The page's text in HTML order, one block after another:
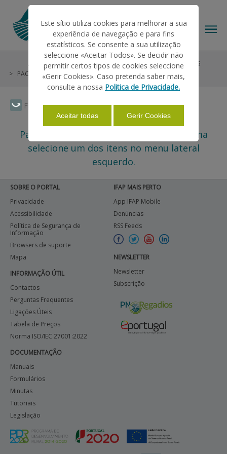
Faça Swipe para ver o menu
O IFAP
AJUDAS/APOIOS
INFORMAÇÕES
ESTATÍSTICAS
PAGAMENTOS
APOIO AO BENEFICIÁRIO
Entrar / Registar
Ajudas/Apoios Ajudas no Pedido Único
Pré-PU 2025
PAC 2014-2022
Medidas Agro e Silvo Ambientais
Para assuntos relacionados com este tema
selecione um dos itens no menu lateral
esquerdo.
SOBRE O PORTAL
Privacidade
Acessibilidade
Política de Segurança de
Informação
Browsers de suporte
Mapa
INFORMAÇÃO ÚTIL
Contactos
Perguntas Frequentes
Ligações Úteis
Tabela de Preços
Norma ISO/IEC 27001:2022
DOCUMENTAÇÃO
Manuais
Formulários
Minutas
Tutoriais
Legislação
IFAP MAIS PERTO
App IFAP Mobile
Denúncias
RSS Feeds
NEWSLETTER
Newsletter
Subscrição
Este sítio utiliza cookies para melhorar a sua
experiência de navegação e para fins
estatísticos. Se consente a sua utilização
seleccione «Aceitar Todos». Se decidir não
permitir certos tipos de cookies seleccione
«Gerir Cookies». Caso pretenda saber mais,
consulte a nossa Politica de Privacidade.
Aceitar todas Gerir Cookies